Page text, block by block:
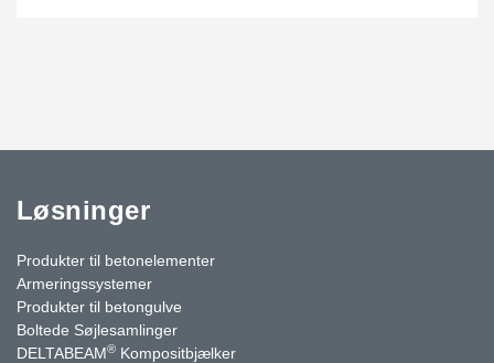
Løsninger
Produkter til betonelementer
Armeringssystemer
Produkter til betongulve
Boltede Søjlesamlinger
DELTABEAM® Kompositbjælker